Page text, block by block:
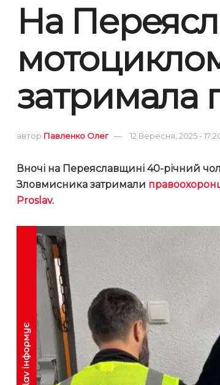
На
затримала
автор Павленко Олег 12 Вересня, 2025 -
Вночі на Переяславщині 40-річний
Зловмисника затримали
Proslav.